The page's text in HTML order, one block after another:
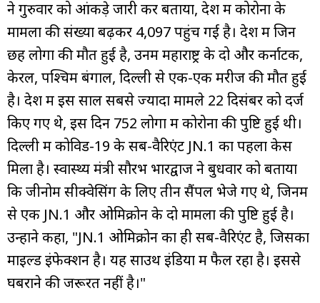
ने गुरुवार को आंकड़े जारी कर बताया, देश में कोरोना के
मामलों की संख्या बढ़कर 4,097 पहुंच गई है। देश में जिन
छह लोगों की मौत हुई है, उनमें महाराष्ट्र के दो और कर्नाटक,
केरल, पश्चिम बंगाल, दिल्ली से एक-एक मरीज की मौत हुई
है। देश में इस साल सबसे ज्यादा मामले 22 दिसंबर को दर्ज
किए गए थे, इस दिन 752 लोगों में कोरोना की पुष्टि हुई थी।
दिल्ली में कोविड-19 के सब-वैरिएंट JN.1 का पहला केस
मिला है। स्वास्थ्य मंत्री सौरभ भारद्वाज ने बुधवार को बताया
कि जीनोम सीक्वेसिंग के लिए तीन सैंपल भेजे गए थे, जिनमें
से एक JN.1 और ओमिक्रोन के दो मामलों की पुष्टि हुई है।
उन्होंने कहा, "JN.1 ओमिक्रोन का ही सब-वैरिएंट है, जिसका
माइल्ड इंफेक्शन है। यह साउथ इंडिया में फैल रहा है। इससे
घबराने की जरूरत नहीं है।"